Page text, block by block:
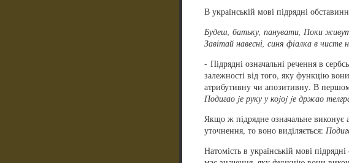
В українській мові підрядні
Будеш, батьку, панувати, Поки
Завітай навесні, синя фіалка в
- Підрядні означальні речення в
залежності від того, яку функцію
атрибутивну чи апозитивну. В
Подигао jе руку у коjоj jе држао
Якщо ж підрядне означальне виконує
уточнення, то воно виділяється:
Натомість в українській мові